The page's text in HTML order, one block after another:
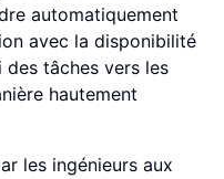
automatiquement
avec la disponibilité
tâches vers les
hautement
les ingénieurs aux